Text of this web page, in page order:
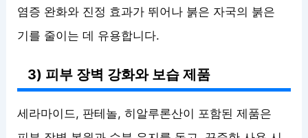
염증 완화와 진정 효과가 뛰어나 붉은 자국의 붉은
기를 줄이는 데 유용합니다.
3) 피부 장벽 강화와 보습 제품
세라마이드, 판테놀, 히알루론산이 포함된 제품은